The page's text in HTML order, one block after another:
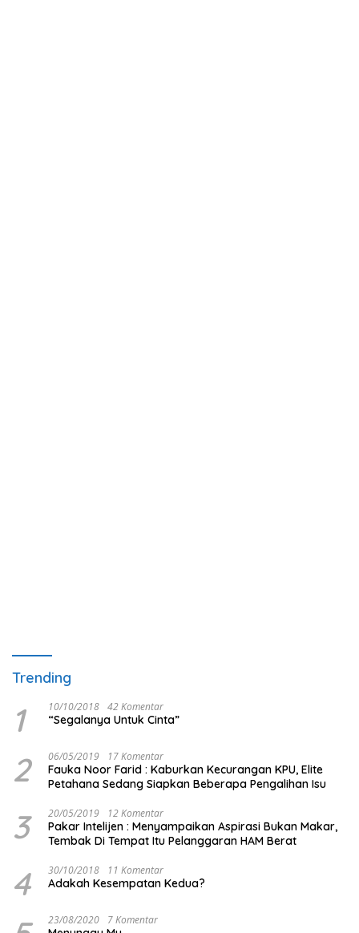
Trending
1 10/10/2018 42 Komentar
“Segalanya Untuk Cinta”
2 06/05/2019 17 Komentar
Fauka Noor Farid : Kaburkan Kecurangan KPU, Elite
Petahana Sedang Siapkan Beberapa Pengalihan Isu
3 20/05/2019 12 Komentar
Pakar Intelijen : Menyampaikan Aspirasi Bukan Makar,
Tembak Di Tempat Itu Pelanggaran HAM Berat
4 30/10/2018 11 Komentar
Adakah Kesempatan Kedua?
23/08/2020 7 Komentar